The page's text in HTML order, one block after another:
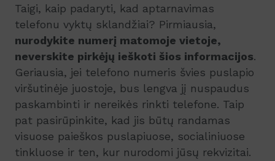
Taigi, kaip padaryti, kad aptarnavimas
telefonu vyktų sklandžiai? Pirmiausia,
nurodykite numerį matomoje vietoje,
neverskite pirkėjų ieškoti šios informacijos.
Geriausia, jei telefono numeris švies puslapio
viršutinėje juostoje, bus lengva jį nuspaudus
paskambinti ir nereikės rinkti telefone. Taip
pat pasirūpinkite, kad jis būtų randamas
visuose paieškos puslapiuose, socialiniuose
tinkluose ir ten, kur nurodomi jūsų rekvizitai.